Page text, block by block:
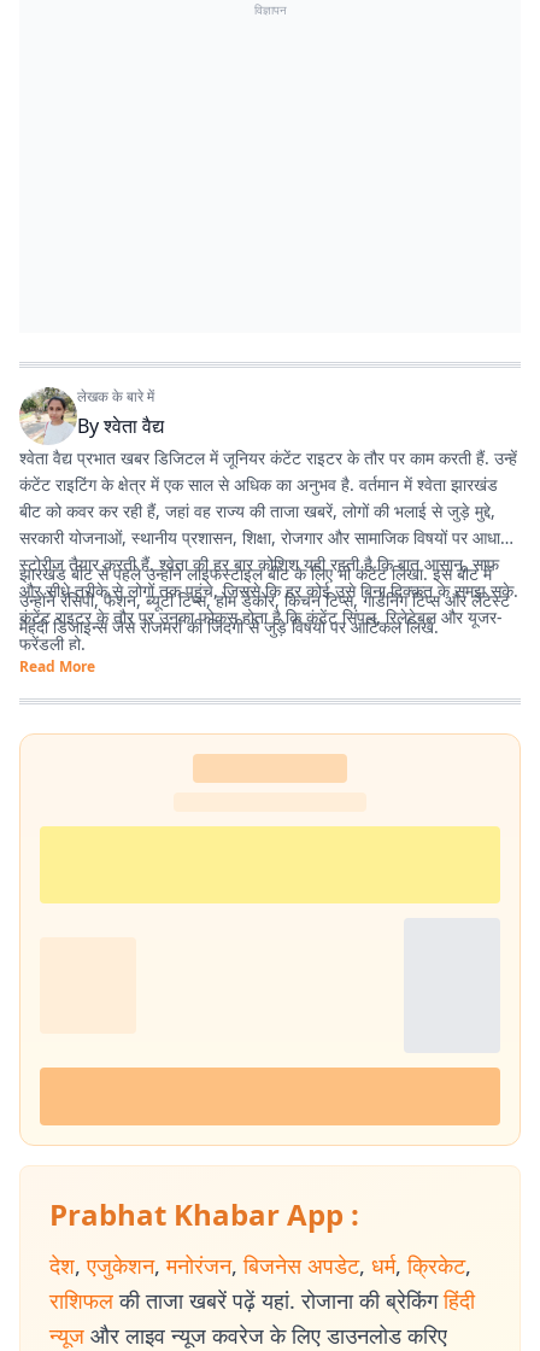
विज्ञापन
लेखक के बारे में
Byश्वेता वैद्य
श्वेता वैद्य प्रभात खबर डिजिटल में जूनियर कंटेंट राइटर के तौर पर काम करती हैं. उन्हें
कंटेंट राइटिंग के क्षेत्र में एक साल से अधिक का अनुभव है. वर्तमान में श्वेता झारखंड
बीट को कवर कर रही हैं, जहां वह राज्य की ताजा खबरें, लोगों की भलाई से जुड़े मुद्दे,
सरकारी योजनाओं, स्थानीय प्रशासन, शिक्षा, रोजगार और सामाजिक विषयों पर आधारित
स्टोरीज तैयार करती हैं. श्वेता की हर बार कोशिश यही रहती है कि बात आसान, साफ
और सीधे तरीके से लोगों तक पहुंचे, जिससे कि हर कोई उसे बिना दिक्कत के समझ सके.
कंटेंट राइटर के तौर पर उनका फोकस होता है कि कंटेंट सिंपल, रिलेटेबल और यूजर-
फ्रेंडली हो.
झारखंड बीट से पहले उन्होंने लाइफस्टाइल बीट के लिए भी कंटेंट लिखा. इस बीट में
उन्होंने रेसिपी, फैशन, ब्यूटी टिप्स, होम डेकोर, किचन टिप्स, गार्डनिंग टिप्स और लेटेस्ट
मेहंदी डिजाइन्स जैसे रोजमर्रा की जिंदगी से जुड़े विषयों पर आर्टिकल लिखे.
Read More
Prabhat Khabar App :
देश, एजुकेशन, मनोरंजन, बिजनेस अपडेट, धर्म, क्रिकेट,
राशिफल की ताजा खबरें पढ़ें यहां. रोजाना की ब्रेकिंग हिंदी
न्यूज और लाइव न्यूज कवरेज के लिए डाउनलोड करिए